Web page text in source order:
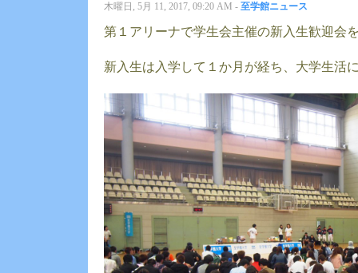
木曜日, 5月 11, 2017, 09:20 AM - 至学館ニュース
第１アリーナで学生会主催の新入生歓迎会
新入生は入学して１か月が経ち、大学生活